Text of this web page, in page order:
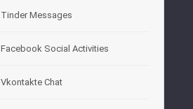
Tinder Messages
Facebook Social Activities
Vkontakte Chat